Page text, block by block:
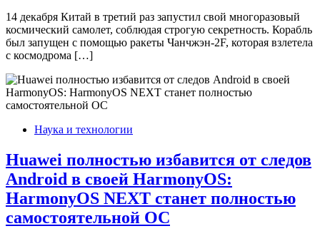
14 декабря Китай в третий раз запустил свой многоразовый
космический самолет, соблюдая строгую секретность. Корабль
был запущен с помощью ракеты Чанчжэн-2F, которая взлетела
с космодрома […]
Наука и технологии
Huawei полностью избавится от следов
Android в своей HarmonyOS:
HarmonyOS NEXT станет полностью
самостоятельной ОС